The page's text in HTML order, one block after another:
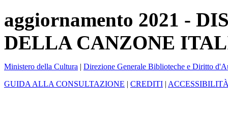
aggiornamento 2021 -
DELLA CANZONE
Ministero della Cultura | Direzione Generale Biblioteche e Diritto
GUIDA ALLA CONSULTAZIONE | CREDITI |